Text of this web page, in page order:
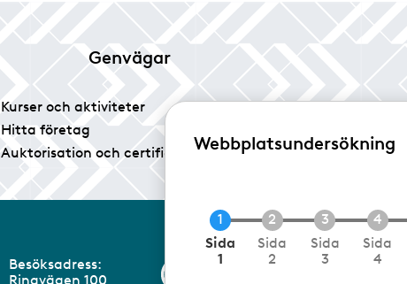
Genvägar
Kurser och aktiviteter
Hitta företag
Auktorisation och certifiering
Tidningen Glas
Medlemsservice/Logga in
Besöksadress:
Ringvägen 100
Webbplatsundersökning
N
Sida
1
Sida
2
Sida
3
Sida
4